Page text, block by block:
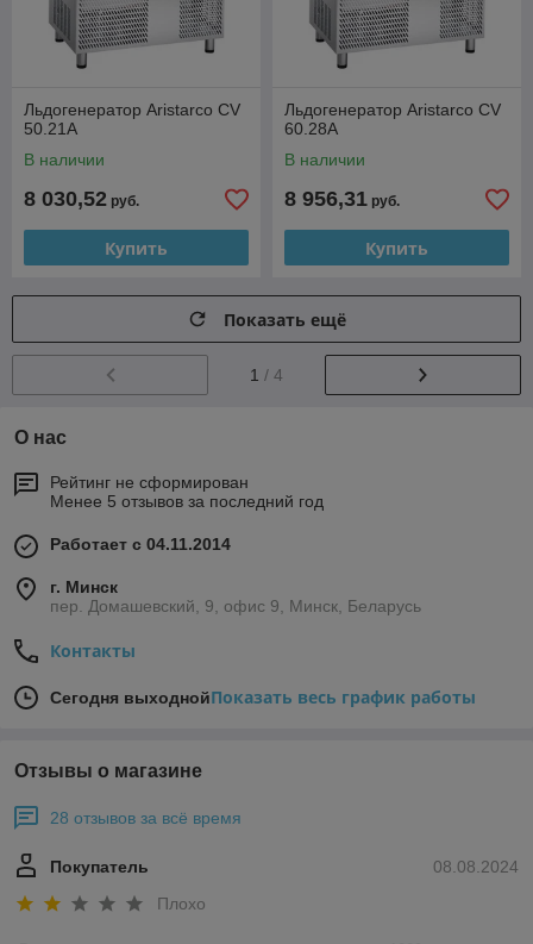
Льдогенератор Aristarco CV
50.21A
В наличии
8 030,52 руб.
Купить
Льдогенератор Aristarco CV
60.28A
В наличии
8 956,31 руб.
Купить
Показать ещё
1 / 4
О нас
Рейтинг не сформирован
Менее 5 отзывов за последний год
Работает с 04.11.2014
г. Минск
пер. Домашевский, 9, офис 9, Минск, Беларусь
Контакты
Сегодня выходнойПоказать весь график работы
Отзывы о магазине
28 отзывов за всё время
08.08.2024
Покупатель
Плохо